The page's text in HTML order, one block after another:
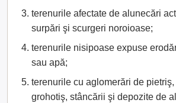
terenurile afectate de alunecări
surpări şi scurgeri noroioase;
terenurile nisipoase expuse
sau apă;
terenurile cu aglomerări de
grohotiş, stâncării şi depozite de